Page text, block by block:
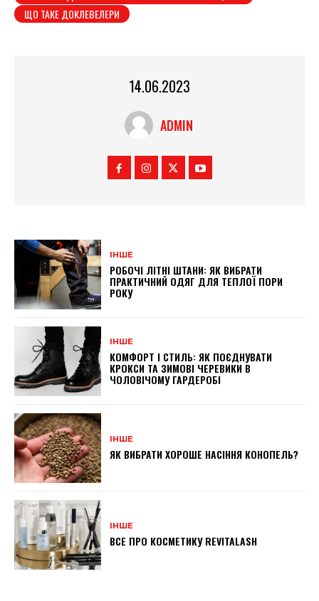
ЩО ТАКЕ ДОКЛЕВЕЛЕРИ
14.06.2023
ADMIN
ІНШЕ
РОБОЧІ ЛІТНІ ШТАНИ: ЯК ВИБРАТИ
ПРАКТИЧНИЙ ОДЯГ ДЛЯ ТЕПЛОЇ ПОРИ
РОКУ
ІНШЕ
КОМФОРТ І СТИЛЬ: ЯК ПОЄДНУВАТИ
КРОКСИ ТА ЗИМОВІ ЧЕРЕВИКИ В
ЧОЛОВІЧОМУ ГАРДЕРОБІ
ІНШЕ
ЯК ВИБРАТИ ХОРОШЕ НАСІННЯ КОНОПЕЛЬ?
ІНШЕ
ВСЕ ПРО КОСМЕТИКУ REVITALASH